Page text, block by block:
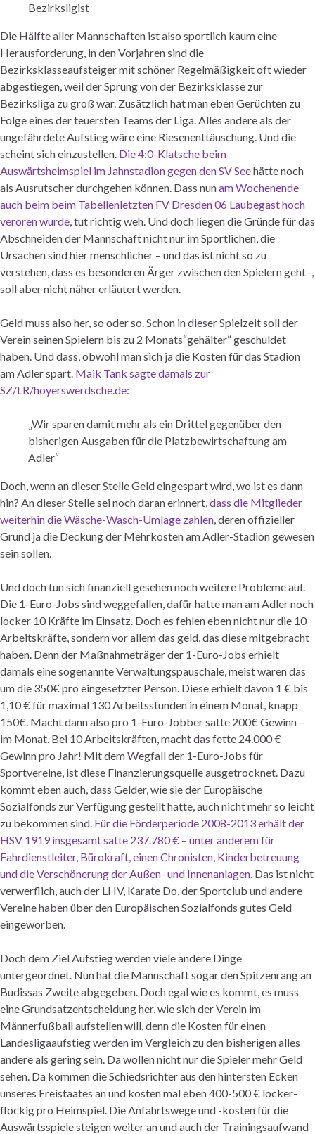
Bezirksligist
Die Hälfte aller Mannschaften ist also sportlich kaum eine
Herausforderung, in den Vorjahren sind die
Bezirksklasseaufsteiger mit schöner Regelmäßigkeit oft wieder
abgestiegen, weil der Sprung von der Bezirksklasse zur
Bezirksliga zu groß war. Zusätzlich hat man eben Gerüchten zu
Folge eines der teuersten Teams der Liga. Alles andere als der
ungefährdete Aufstieg wäre eine Riesenenttäuschung. Und die
scheint sich einzustellen. Die 4:0-Klatsche beim
Auswärtsheimspiel im Jahnstadion gegen den SV Seehätte noch
als Ausrutscher durchgehen können. Dass nunam Wochenende
auch beim beim Tabellenletzten FV Dresden 06 Laubegast hoch
veroren wurde, tut richtig weh. Und doch liegen die Gründe für das
Abschneiden der Mannschaft nicht nur im Sportlichen, die
Ursachen sind hier menschlicher – und das ist nicht so zu
verstehen, dass es besonderen Ärger zwischen den Spielern geht -,
soll aber nicht näher erläutert werden.
Geld muss also her, so oder so. Schon in dieser Spielzeit soll der
Verein seinen Spielern bis zu 2 Monats“gehälter“ geschuldet
haben. Und dass, obwohl man sich ja die Kosten für das Stadion
am Adler spart. Maik Tank sagte damals zur
SZ/LR/hoyerswerdsche.de:
„Wir sparen damit mehr als ein Drittel gegenüber den
bisherigen Ausgaben für die Platzbewirtschaftung am
Adler“
Doch, wenn an dieser Stelle Geld eingespart wird, wo ist es dann
hin? An dieser Stelle sei noch daran erinnert,dass die Mitglieder
weiterhin die Wäsche-Wasch-Umlage zahlen, deren offizieller
Grund ja die Deckung der Mehrkosten am Adler-Stadion gewesen
sein sollen.
Und doch tun sich finanziell gesehen noch weitere Probleme auf.
Die 1-Euro-Jobs sind weggefallen, dafür hatte man am Adler noch
locker 10 Kräfte im Einsatz. Doch es fehlen eben nicht nur die 10
Arbeitskräfte, sondern vor allem das geld, das diese mitgebracht
haben. Denn der Maßnahmeträger der 1-Euro-Jobs erhielt
damals eine sogenannte Verwaltungspauschale, meist waren das
um die 350€ pro eingesetzter Person. Diese erhielt davon 1 € bis
1,10 € für maximal 130 Arbeitsstunden in einem Monat, knapp
150€. Macht dann also pro 1-Euro-Jobber satte 200€ Gewinn –
im Monat. Bei 10 Arbeitskräften, macht das fette 24.000 €
Gewinn pro Jahr! Mit dem Wegfall der 1-Euro-Jobs für
Sportvereine, ist diese Finanzierungsquelle ausgetrocknet. Dazu
kommt eben auch, dass Gelder, wie sie der Europäische
Sozialfonds zur Verfügung gestellt hatte, auch nicht mehr so leicht
zu bekommen sind. Für die Förderperiode 2008-2013 erhält der
HSV 1919 insgesamt satte 237.780 € – unter anderem für
Fahrdienstleiter, Bürokraft, einen Chronisten, Kinderbetreuung
und die Verschönerung der Außen- und Innenanlagen. Das ist nicht
verwerflich, auch der LHV, Karate Do, der Sportclub und andere
Vereine haben über den Europäischen Sozialfonds gutes Geld
eingeworben.
Doch dem Ziel Aufstieg werden viele andere Dinge
untergeordnet. Nun hat die Mannschaft sogar den Spitzenrang an
Budissas Zweite abgegeben. Doch egal wie es kommt, es muss
eine Grundsatzentscheidung her, wie sich der Verein im
Männerfußball aufstellen will, denn die Kosten für einen
Landesligaaufstieg werden im Vergleich zu den bisherigen alles
andere als gering sein. Da wollen nicht nur die Spieler mehr Geld
sehen. Da kommen die Schiedsrichter aus den hintersten Ecken
unseres Freistaates an und kosten mal eben 400-500 € locker-
flockig pro Heimspiel. Die Anfahrtswege und -kosten für die
Auswärtsspiele steigen weiter an und auch der Trainingsaufwand